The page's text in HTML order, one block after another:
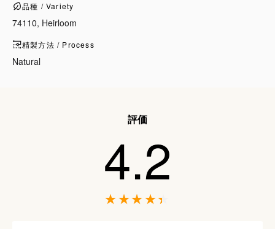
品種 / Variety
74110, Heirloom
精製方法 / Process
Natural
評価
4.2